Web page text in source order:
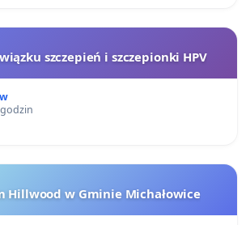
szczepień i szczepionki HPV
Hillwood w Gminie Michałowice